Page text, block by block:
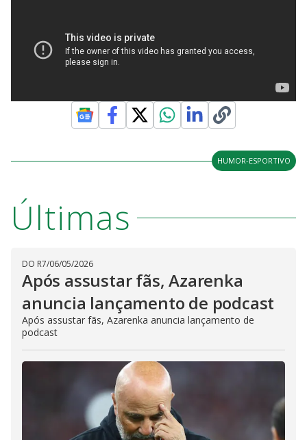
HUMOR-ESPORTIVO
Últimas
DO R7/06/05/2026
Após assustar fãs, Azarenka
anuncia lançamento de podcast
Após assustar fãs, Azarenka anuncia lançamento de
podcast